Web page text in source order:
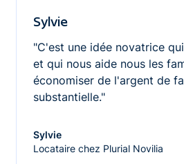
Sylvie
"C'est une idée novatrice
et qui nous aide nous les
économiser de l'argent de
substantielle."
Sylvie
Locataire chez Plurial Novilia